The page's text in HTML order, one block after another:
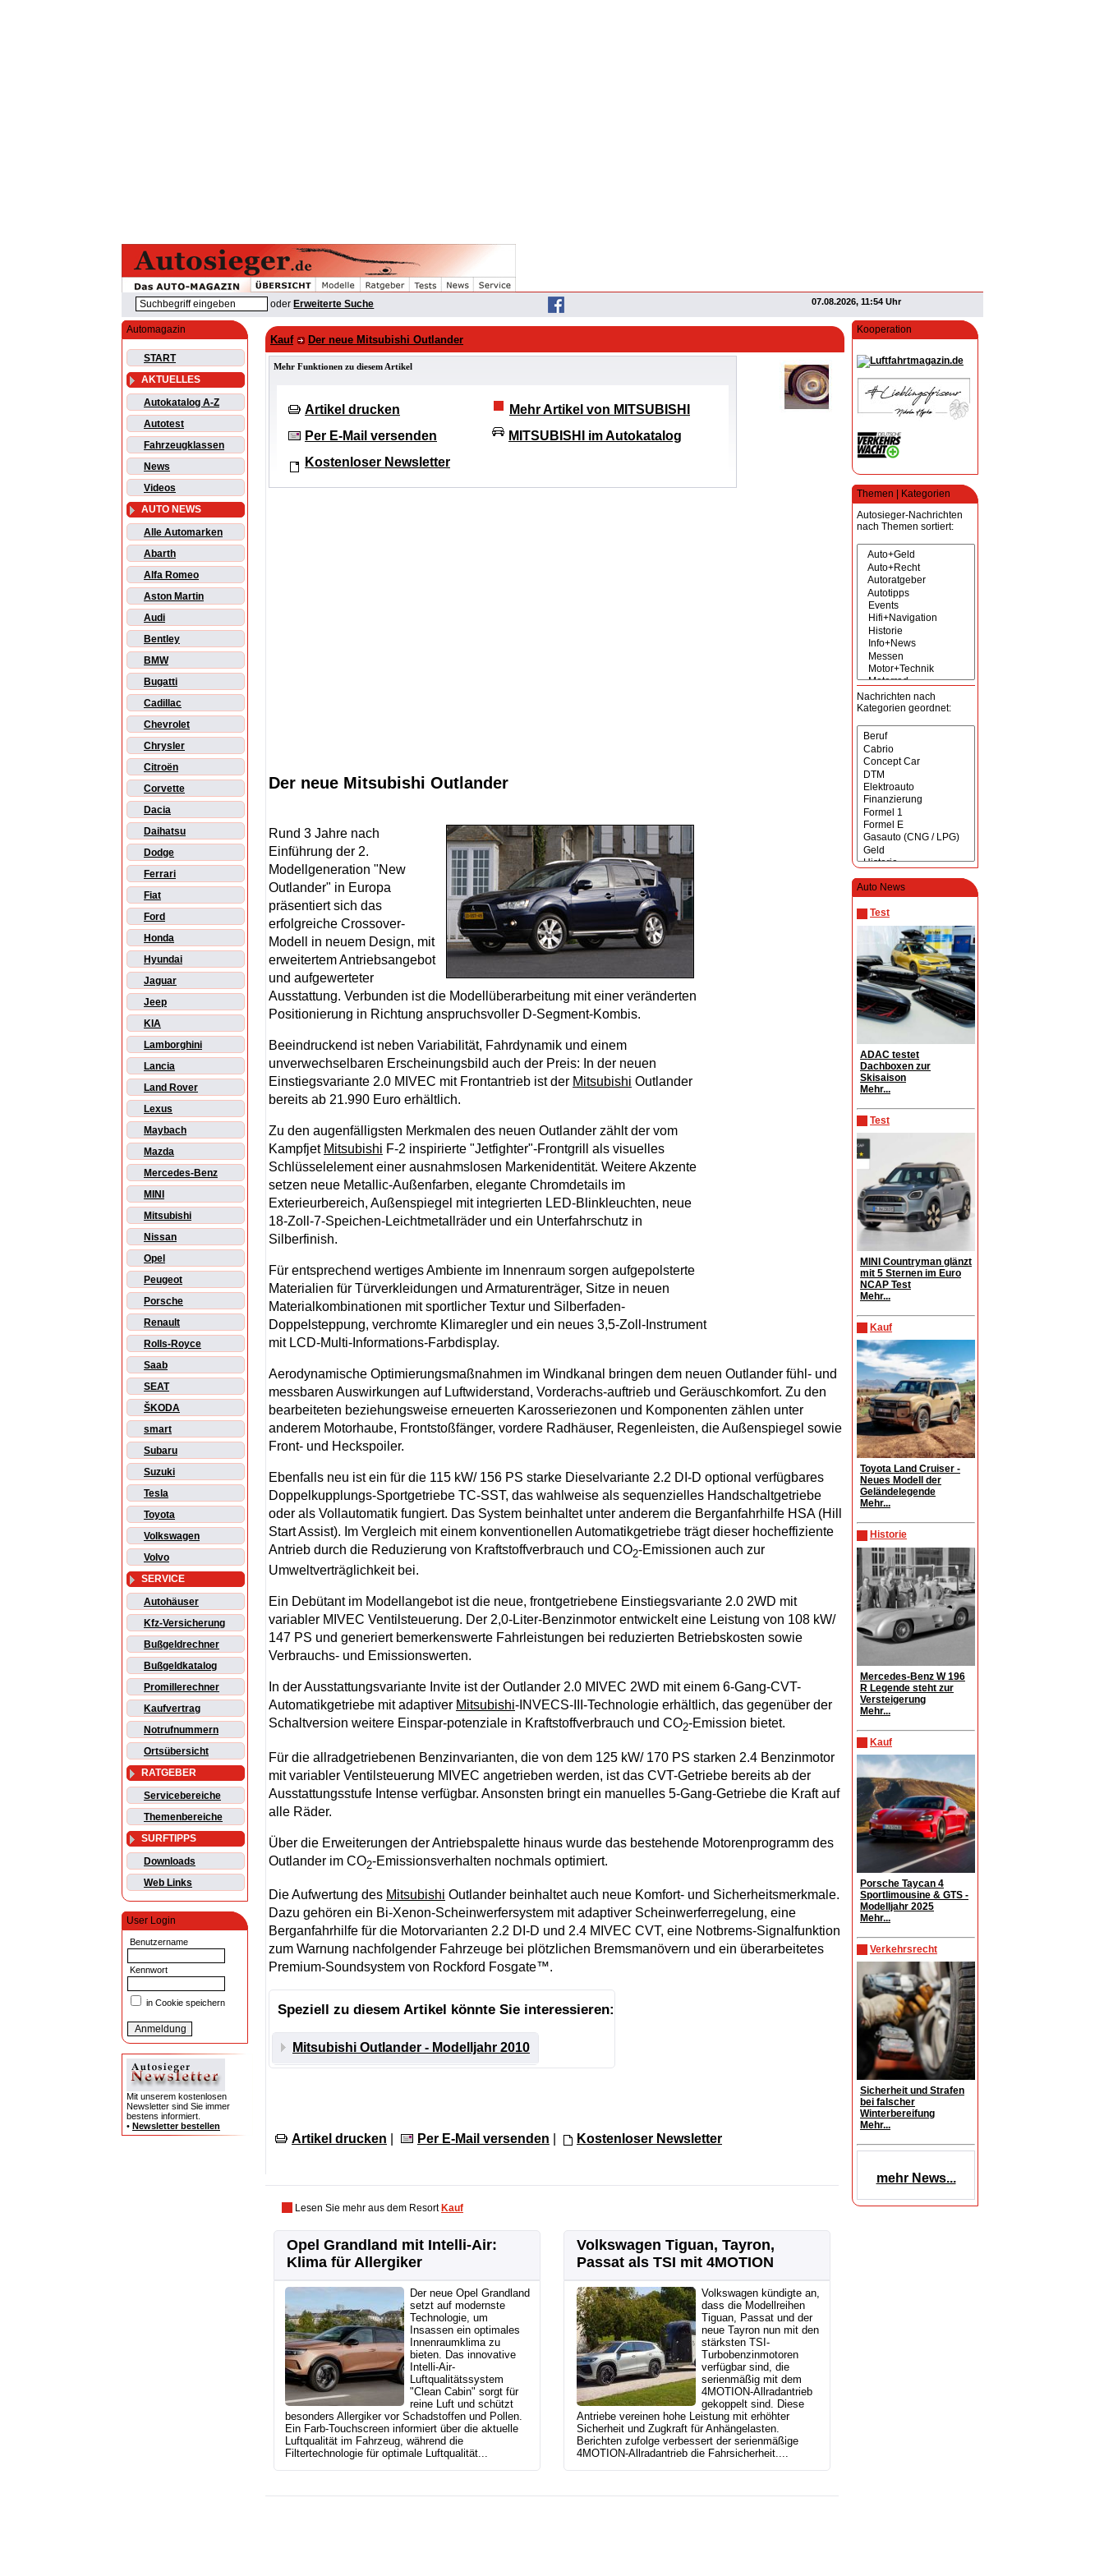
oder Erweiterte Suche 07.08.2026, 11:54 Uhr
Automagazin
START
AKTUELLES
Autokatalog A-Z
Autotest
Fahrzeugklassen
News
Videos
AUTO NEWS
Alle Automarken
Abarth
Alfa Romeo
Aston Martin
Audi
Bentley
BMW
Bugatti
Cadillac
Chevrolet
Chrysler
Citroën
Corvette
Dacia
Daihatsu
Dodge
Ferrari
Fiat
Ford
Honda
Hyundai
Jaguar
Jeep
KIA
Lamborghini
Lancia
Land Rover
Lexus
Maybach
Mazda
Mercedes-Benz
MINI
Mitsubishi
Nissan
Opel
Peugeot
Porsche
Renault
Rolls-Royce
Saab
SEAT
ŠKODA
smart
Subaru
Suzuki
Tesla
Toyota
Volkswagen
Volvo
SERVICE
Autohäuser
Kfz-Versicherung
Bußgeldrechner
Bußgeldkatalog
Promillerechner
Kaufvertrag
Notrufnummern
Ortsübersicht
RATGEBER
Servicebereiche
Themenbereiche
SURFTIPPS
Downloads
Web Links
User Login
Benutzername
Kennwort
in Cookie speichern
Mit unserem kostenlosen
Newsletter sind Sie immer
bestens informiert.
• Newsletter bestellen
Kooperation
Themen | Kategorien
Autosieger-Nachrichten
nach Themen sortiert:
Nachrichten nach
Kategorien geordnet:
Auto News
Test
ADAC testet
Dachboxen zur
Skisaison
Mehr...
Test
MINI Countryman glänzt
mit 5 Sternen im Euro
NCAP Test
Mehr...
Kauf
Toyota Land Cruiser -
Neues Modell der
Geländelegende
Mehr...
Historie
Mercedes-Benz W 196
R Legende steht zur
Versteigerung
Mehr...
Kauf
Porsche Taycan 4
Sportlimousine & GTS -
Modelljahr 2025
Mehr...
Verkehrsrecht
Sicherheit und Strafen
bei falscher
Winterbereifung
Mehr...
mehr News...
Kauf Der neue Mitsubishi Outlander
Mehr Funktionen zu diesem Artikel
Artikel drucken
Per E-Mail versenden
Kostenloser Newsletter
Mehr Artikel von MITSUBISHI
MITSUBISHI im Autokatalog
Der neue Mitsubishi Outlander
Rund 3 Jahre nach
Einführung der 2.
Modellgeneration "New
Outlander" in Europa
präsentiert sich das
erfolgreiche Crossover-
Modell in neuem Design, mit
erweitertem Antriebsangebot
und aufgewerteter
Ausstattung. Verbunden ist die Modellüberarbeitung mit einer veränderten
Positionierung in Richtung anspruchsvoller D-Segment-Kombis.
Beeindruckend ist neben Variabilität, Fahrdynamik und einem
unverwechselbaren Erscheinungsbild auch der Preis: In der neuen
Einstiegsvariante 2.0 MIVEC mit Frontantrieb ist der Mitsubishi Outlander
bereits ab 21.990 Euro erhältlich.
Zu den augenfälligsten Merkmalen des neuen Outlander zählt der vom
Kampfjet Mitsubishi F-2 inspirierte "Jetfighter"-Frontgrill als visuelles
Schlüsselelement einer ausnahmslosen Markenidentität. Weitere Akzente
setzen neue Metallic-Außenfarben, elegante Chromdetails im
Exterieurbereich, Außenspiegel mit integrierten LED-Blinkleuchten, neue
18-Zoll-7-Speichen-Leichtmetallräder und ein Unterfahrschutz in
Silberfinish.
Für entsprechend wertiges Ambiente im Innenraum sorgen aufgepolsterte
Materialien für Türverkleidungen und Armaturenträger, Sitze in neuen
Materialkombinationen mit sportlicher Textur und Silberfaden-
Doppelsteppung, verchromte Klimaregler und ein neues 3,5-Zoll-Instrument
mit LCD-Multi-Informations-Farbdisplay.
Aerodynamische Optimierungsmaßnahmen im Windkanal bringen dem neuen Outlander fühl- und
messbaren Auswirkungen auf Luftwiderstand, Vorderachs-auftrieb und Geräuschkomfort. Zu den
bearbeiteten beziehungsweise erneuerten Karosseriezonen und Komponenten zählen unter
anderem Motorhaube, Frontstoßfänger, vordere Radhäuser, Regenleisten, die Außenspiegel sowie
Front- und Heckspoiler.
Ebenfalls neu ist ein für die 115 kW/ 156 PS starke Dieselvariante 2.2 DI-D optional verfügbares
Doppelkupplungs-Sportgetriebe TC-SST, das wahlweise als sequenzielles Handschaltgetriebe
oder als Vollautomatik fungiert. Das System beinhaltet unter anderem die Berganfahrhilfe HSA (Hill
Start Assist). Im Vergleich mit einem konventionellen Automatikgetriebe trägt dieser hocheffiziente
Antrieb durch die Reduzierung von Kraftstoffverbrauch und CO2-Emissionen auch zur
Umweltverträglichkeit bei.
Ein Debütant im Modellangebot ist die neue, frontgetriebene Einstiegsvariante 2.0 2WD mit
variabler MIVEC Ventilsteuerung. Der 2,0-Liter-Benzinmotor entwickelt eine Leistung von 108 kW/
147 PS und generiert bemerkenswerte Fahrleistungen bei reduzierten Betriebskosten sowie
Verbrauchs- und Emissionswerten.
In der Ausstattungsvariante Invite ist der Outlander 2.0 MIVEC 2WD mit einem 6-Gang-CVT-
Automatikgetriebe mit adaptiver Mitsubishi-INVECS-III-Technologie erhältlich, das gegenüber der
Schaltversion weitere Einspar-potenziale in Kraftstoffverbrauch und CO2-Emission bietet.
Für die allradgetriebenen Benzinvarianten, die von dem 125 kW/ 170 PS starken 2.4 Benzinmotor
mit variabler Ventilsteuerung MIVEC angetrieben werden, ist das CVT-Getriebe bereits ab der
Ausstattungsstufe Intense verfügbar. Ansonsten bringt ein manuelles 5-Gang-Getriebe die Kraft auf
alle Räder.
Über die Erweiterungen der Antriebspalette hinaus wurde das bestehende Motorenprogramm des
Outlander im CO2-Emissionsverhalten nochmals optimiert.
Die Aufwertung des Mitsubishi Outlander beinhaltet auch neue Komfort- und Sicherheitsmerkmale.
Dazu gehören ein Bi-Xenon-Scheinwerfersystem mit adaptiver Scheinwerferregelung, eine
Berganfahrhilfe für die Motorvarianten 2.2 DI-D und 2.4 MIVEC CVT, eine Notbrems-Signalfunktion
zum Warnung nachfolgender Fahrzeuge bei plötzlichen Bremsmanövern und ein überarbeitetes
Premium-Soundsystem von Rockford Fosgate™.
Speziell zu diesem Artikel könnte Sie interessieren:
Mitsubishi Outlander - Modelljahr 2010
Artikel drucken Per E-Mail versenden Kostenloser Newsletter
Lesen Sie mehr aus dem Resort Kauf
Opel Grandland mit Intelli-Air:
Klima für Allergiker
Der neue Opel Grandland
setzt auf modernste
Technologie, um
Insassen ein optimales
Innenraumklima zu
bieten. Das innovative
Intelli-Air-
Luftqualitätssystem
"Clean Cabin" sorgt für
reine Luft und schützt
besonders Allergiker vor Schadstoffen und Pollen.
Ein Farb-Touchscreen informiert über die aktuelle
Luftqualität im Fahrzeug, während die
Filtertechnologie für optimale Luftqualität...
Volkswagen Tiguan, Tayron,
Passat als TSI mit 4MOTION
Volkswagen kündigte an,
dass die Modellreihen
Tiguan, Passat und der
neue Tayron nun mit den
stärksten TSI-
Turbobenzinmotoren
verfügbar sind, die
serienmäßig mit dem
4MOTION-Allradantrieb
gekoppelt sind. Diese
Antriebe vereinen hohe Leistung mit erhöhter
Sicherheit und Zugkraft für Anhängelasten.
Berichten zufolge verbessert der serienmäßige
4MOTION-Allradantrieb die Fahrsicherheit....